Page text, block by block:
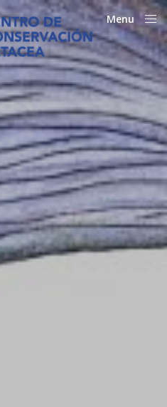
Menu
Close